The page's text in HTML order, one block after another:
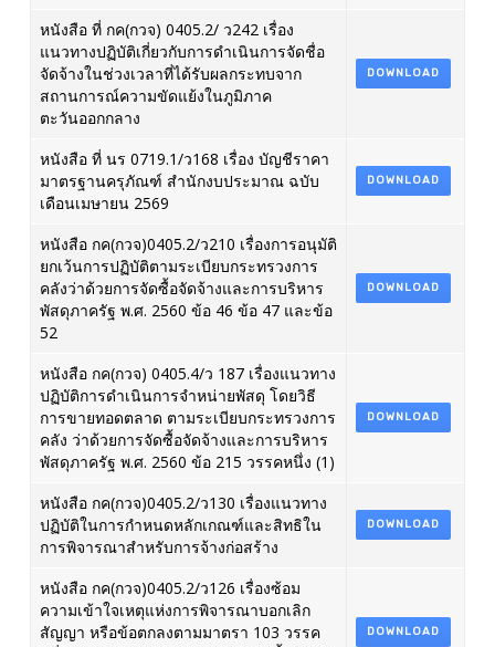
หนังสือ ที่ กค(กวจ) 0405.2/ ว242 เรื่อง
แนวทางปฏิบัติเกี่ยวกับการดำเนินการจัดชื่อ
จัดจ้างในช่วงเวลาที่ได้รับผลกระทบจาก
สถานการณ์ความขัดแย้งในภูมิภาค
ตะวันออกกลาง
DOWNLOAD
หนังสือ ที่ นร 0719.1/ว168 เรื่อง บัญชีราคา
มาตรฐานครุภัณฑ์ สำนักงบประมาณ ฉบับ
เดือนเมษายน 2569
DOWNLOAD
หนังสือ กค(กวจ)0405.2/ว210 เรื่องการอนุมัติ
ยกเว้นการปฏิบัติตามระเบียบกระทรวงการ
คลังว่าด้วยการจัดซื้อจัดจ้างและการบริหาร
พัสดุภาครัฐ พ.ศ. 2560 ข้อ 46 ข้อ 47 และข้อ
52
DOWNLOAD
หนังสือ กค(กวจ) 0405.4/ว 187 เรื่องแนวทาง
ปฏิบัติการดำเนินการจำหน่ายพัสดุ โดยวิธี
การขายทอดตลาด ตามระเบียบกระทรวงการ
คลัง ว่าด้วยการจัดซื้อจัดจ้างและการบริหาร
พัสดุภาครัฐ พ.ศ. 2560 ข้อ 215 วรรคหนึ่ง (1)
DOWNLOAD
หนังสือ กค(กวจ)0405.2/ว130 เรื่องแนวทาง
ปฏิบัติในการกำหนดหลักเกณฑ์และสิทธิใน
การพิจารณาสำหรับการจ้างก่อสร้าง
DOWNLOAD
หนังสือ กค(กวจ)0405.2/ว126 เรื่องซ้อม
ความเข้าใจเหตุแห่งการพิจารณาบอกเลิก
สัญญา หรือข้อตกลงตามมาตรา 103 วรรค
DOWNLOAD